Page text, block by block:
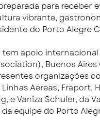
para
vibrante,
do Porto Alegre
tem apoio
Buenos Aires
organizações
Aéreas,
e Vaniza Schuler, da
equipe do Porto